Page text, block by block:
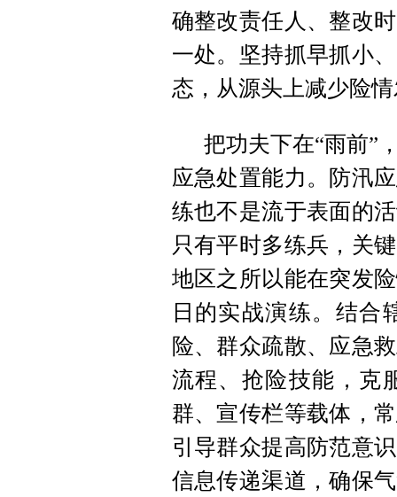
确整改责任人、整改
一处。坚持抓早抓小
态，从源头上减少险
把功夫下在“雨前”
应急处置能力。防汛
练也不是流于表面的
只有平时多练兵，关
地区之所以能在突发
日的实战演练。结合
险、群众疏散、应急
流程、抢险技能，克
群、宣传栏等载体，
引导群众提高防范意
信息传递渠道，确保